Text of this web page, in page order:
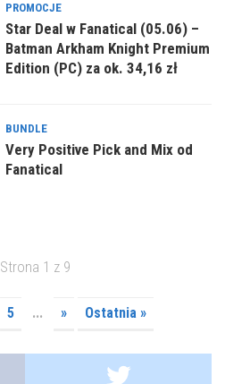
PROMOCJE
Star Deal w Fanatical (05.06) –
Batman Arkham Knight Premium
Edition (PC) za ok. 34,16 zł
BUNDLE
Very Positive Pick and Mix od
Fanatical
Strona 1 z 9
5 ... » Ostatnia »